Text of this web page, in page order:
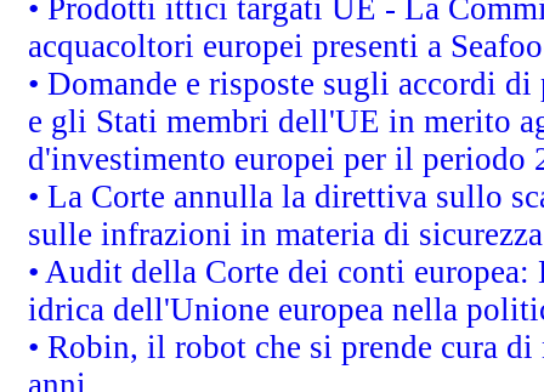
• Prodotti ittici targati UE - La
acquacoltori europei presenti a
• Domande e risposte sugli accordi
e gli Stati membri dell'UE in merito
d'investimento europei per il periodo
• La Corte annulla la direttiva sullo
sulle infrazioni in materia di
• Audit della Corte dei conti
idrica dell'Unione europea nella
• Robin, il robot che si prende cura
anni